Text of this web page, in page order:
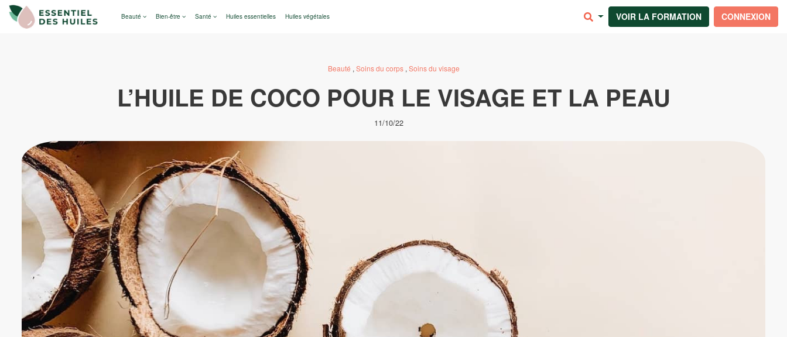
Beauté Bien-être Santé Huiles essentielles Huiles végétales VOIR LA FORMATION CONNEXION
Beauté , Soins du corps , Soins du visage
L’HUILE DE COCO POUR LE VISAGE ET LA PEAU
11/10/22